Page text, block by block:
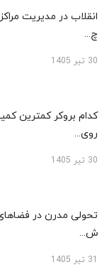
انقلاب در مدیریت
چ...
30 تیر 1405
کدام بروکر کمترین
روی...
30 تیر 1405
تحولی مدرن در فضاهای
ش...